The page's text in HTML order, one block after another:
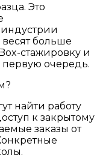
Это
больше
стажировку и
первую очередь.
найти работу
к закрытому
заказы от